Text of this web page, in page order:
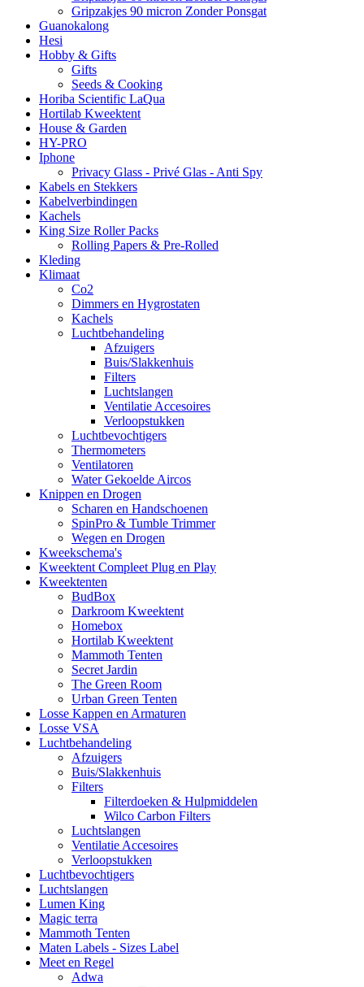
Gripzakjes 90 micron Zonder Ponsgat
Guanokalong
Hesi
Hobby & Gifts
Gifts
Seeds & Cooking
Horiba Scientific LaQua
Hortilab Kweektent
House & Garden
HY-PRO
Iphone
Privacy Glass - Privé Glas - Anti Spy
Kabels en Stekkers
Kabelverbindingen
Kachels
King Size Roller Packs
Rolling Papers & Pre-Rolled
Kleding
Klimaat
Co2
Dimmers en Hygrostaten
Kachels
Luchtbehandeling
Afzuigers
Buis/Slakkenhuis
Filters
Luchtslangen
Ventilatie Accesoires
Verloopstukken
Luchtbevochtigers
Thermometers
Ventilatoren
Water Gekoelde Aircos
Knippen en Drogen
Scharen en Handschoenen
SpinPro & Tumble Trimmer
Wegen en Drogen
Kweekschema's
Kweektent Compleet Plug en Play
Kweektenten
BudBox
Darkroom Kweektent
Homebox
Hortilab Kweektent
Mammoth Tenten
Secret Jardin
The Green Room
Urban Green Tenten
Losse Kappen en Armaturen
Losse VSA
Luchtbehandeling
Afzuigers
Buis/Slakkenhuis
Filters
Filterdoeken & Hulpmiddelen
Wilco Carbon Filters
Luchtslangen
Ventilatie Accesoires
Verloopstukken
Luchtbevochtigers
Luchtslangen
Lumen King
Magic terra
Mammoth Tenten
Maten Labels - Sizes Label
Meet en Regel
Adwa